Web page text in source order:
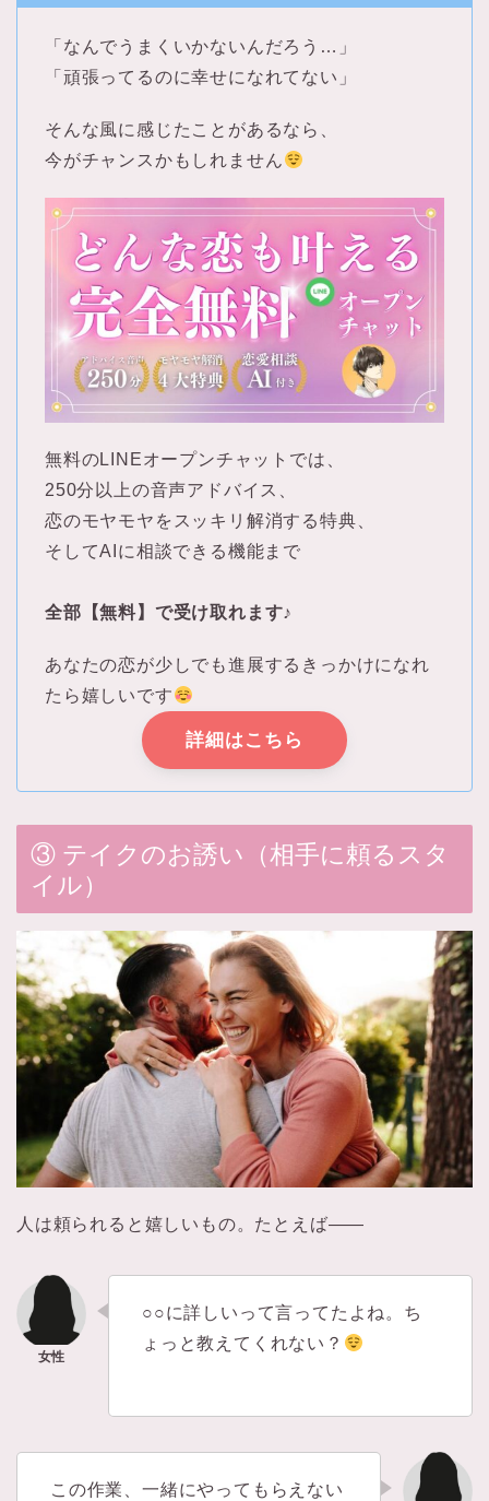
「なんでうまくいかないんだろう…」
「頑張ってるのに幸せになれてない」
そんな風に感じたことがあるなら、
今がチャンスかもしれません
無料のLINEオープンチャットでは、
250分以上の音声アドバイス、
恋のモヤモヤをスッキリ解消する特典、
そしてAIに相談できる機能まで
全部【無料】で受け取れます♪
あなたの恋が少しでも進展するきっかけになれ
たら嬉しいです
詳細はこちら
③ テイクのお誘い（相手に頼るスタ
イル）
人は頼られると嬉しいもの。たとえば——
○○に詳しいって言ってたよね。ち
ょっと教えてくれない？
この作業、一緒にやってもらえない